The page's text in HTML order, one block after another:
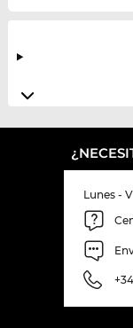
Lunes -